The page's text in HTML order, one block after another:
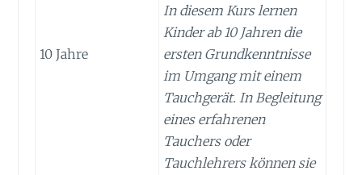
10 Jahre
In diesem Kurs lernen
Kinder ab 10 Jahren die
ersten Grundkenntnisse
im Umgang mit einem
Tauchgerät. In Begleitung
eines erfahrenen
Tauchers oder
Tauchlehrers können sie